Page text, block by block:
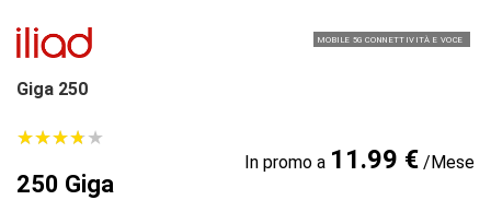
MOBILE 5G CONNETTIVITÀ E VOCE
Giga 250
★★★★★
★★★★★
250 Giga
In promo a 11.99 €/Mese